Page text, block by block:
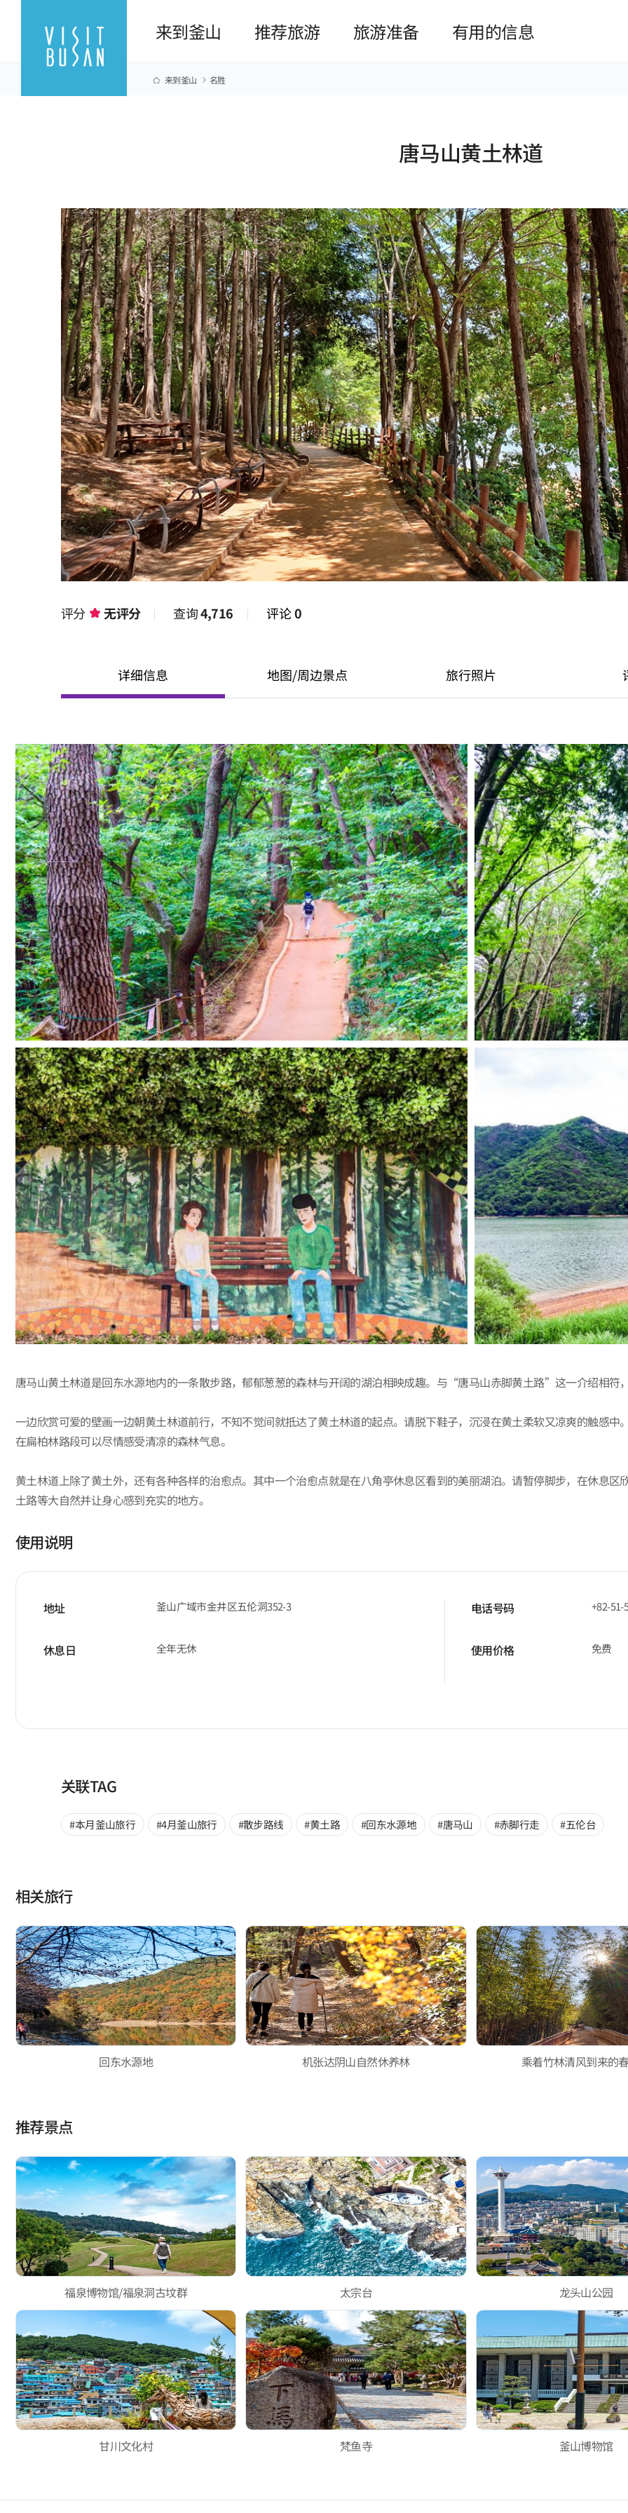
来到釜山 推荐旅游 旅游准备 有用的信息
来到釜山 名胜
唐马山黄土林道
评分 无评分 查询4,716 评论0
详细信息 地图/周边景点 旅行照片
唐马山黄土林道是回东水源地内的一条散步路，郁郁葱葱的森林与开阔的湖泊相映成趣。与“唐马山赤脚黄土路”这一介绍相符
一边欣赏可爱的壁画一边朝黄土林道前行，不知不觉间就抵达了黄土林道的起点。请脱下鞋子，沉浸在黄土柔软又凉爽的触感中
在扁柏林路段可以尽情感受清凉的森林气息。
黄土林道上除了黄土外，还有各种各样的治愈点。其中一个治愈点就是在八角亭休息区看到的美丽湖泊。请暂停脚步，在休息区
土路等大自然并让身心感到充实的地方。
使用说明
地址 釜山广域市金井区五伦洞352-3 电话号码 +82-51-
休息日 全年无休 使用价格 免费
关联TAG
#本月釜山旅行 #4月釜山旅行 #散步路线 #黄土路 #回东水源地 #唐马山 #赤脚行走 #五伦台
相关旅行
回东水源地 机张达阴山自然休养林 乘着竹林清风到来的春
推荐景点
福泉博物馆/福泉洞古坟群 太宗台 龙头山公园
甘川文化村 梵鱼寺 釜山博物馆